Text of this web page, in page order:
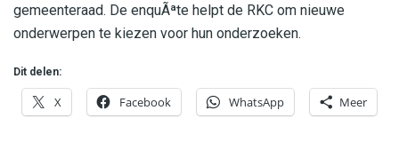
gemeenteraad. De enquÃªte helpt de RKC om nieuwe
onderwerpen te kiezen voor hun onderzoeken.
Dit delen:
X Facebook WhatsApp Meer